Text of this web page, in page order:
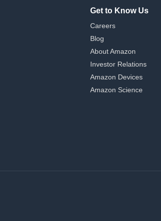
Get to Know Us
Careers
Blog
About Amazon
Investor Relations
Amazon Devices
Amazon Science